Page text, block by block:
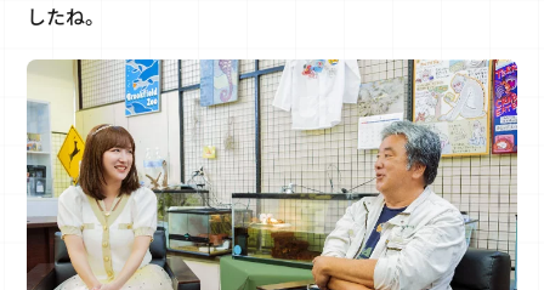
したね。